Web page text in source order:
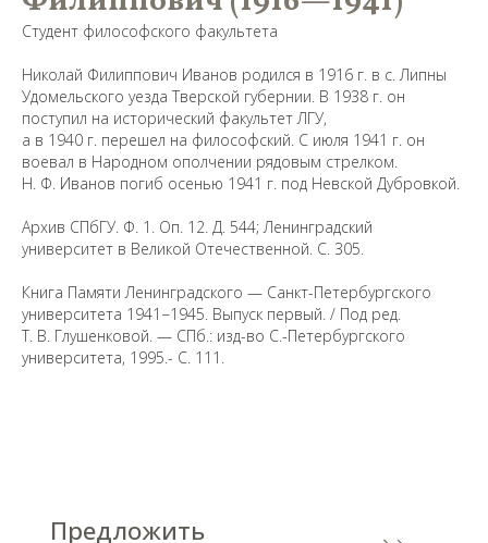
Студент философского факультета
Николай Филиппович Иванов родился в 1916 г. в с. Липны
Удомельского уезда Тверской губернии. В 1938 г. он
поступил на исторический факультет ЛГУ,
а в 1940 г. перешел на философский. С июля 1941 г. он
воевал в Народном ополчении рядовым стрелком.
Н. Ф. Иванов погиб осенью 1941 г. под Невской Дубровкой.
Архив СПбГУ. Ф. 1. Оп. 12. Д. 544; Ленинградский
университет в Великой Отечественной. С. 305.
Книга Памяти Ленинградского — Санкт-Петербургского
университета 1941−1945. Выпуск первый. / Под ред.
Т. В. Глушенковой. — СПб.: изд-во С.-Петербургского
университета, 1995.- С. 111.
Предложить
дополнения к материалу